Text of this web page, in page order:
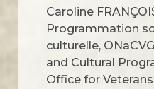
Caroline
Programmation
culturelle,
and Cultural
Office for